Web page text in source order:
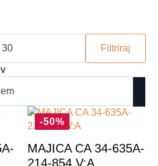
Filtriraj
Razvrščeno
datumu
-50%
MAJICA CA 34-635A-
214-854 V:A